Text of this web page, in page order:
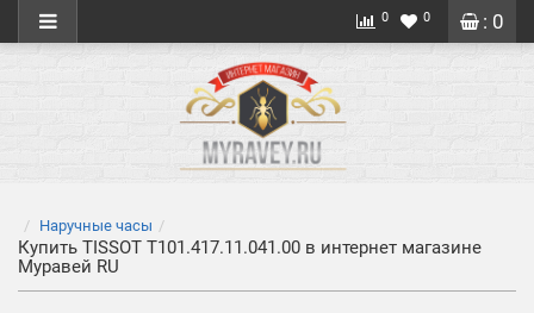
: 0
0 0
Наручные часы
Купить TISSOT T101.417.11.041.00 в интернет магазине
Муравей RU